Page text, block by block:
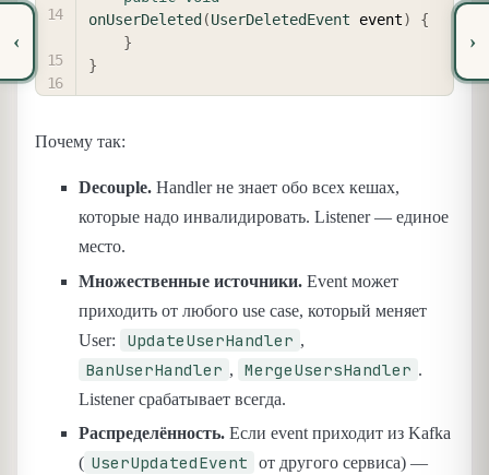
‹
onUserDeleted (UserDeletedEvent event)
{
}
}
Почему так:
Decouple. Handler не знает обо всех кешах,
которые надо инвалидировать. Listener — единое
место.
Множественные источники. Event может
приходить от любого use case, который меняет
User:
UpdateUserHandler ,
BanUserHandler , MergeUsersHandler .
Listener срабатывает всегда.
Распределённость. Если event приходит из Kafka
( UserUpdatedEvent
от другого сервиса) —
›